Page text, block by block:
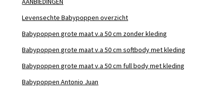
Levensechte Babypoppen overzicht
Babypoppen grote maat v.a 50 cm zonder kleding
Babypoppen grote maat v.a 50 cm softbody met kleding
Babypoppen grote maat v.a 50 cm full body met kleding
Babypoppen Antonio Juan